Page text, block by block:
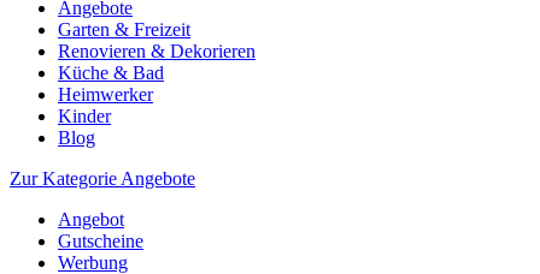
Angebote
Garten & Freizeit
Renovieren & Dekorieren
Küche & Bad
Heimwerker
Kinder
Blog
Zur Kategorie Angebote
Angebot
Gutscheine
Werbung